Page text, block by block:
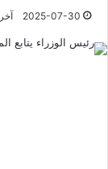
2025-07-30 آخر